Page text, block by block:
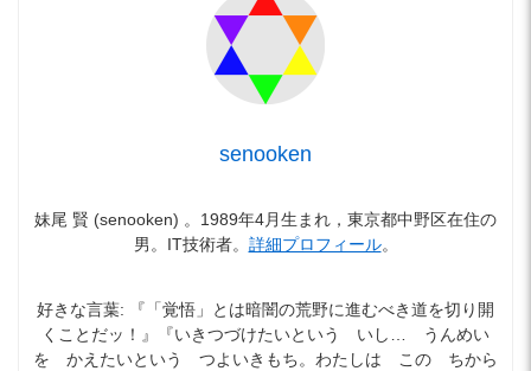
senooken
妹尾 賢 (senooken) 。1989年4月生まれ，東京都中野区在住の
男。IT技術者。 詳細プロフィール。
好きな言葉: 『「覚悟」とは暗闇の荒野に進むべき道を切り開
くことだッ！』『いきつづけたいという いし… うんめい
を かえたいという つよいきもち。わたしは この ちから